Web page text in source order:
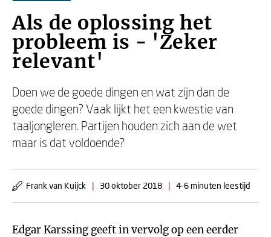
Als de oplossing het
probleem is - 'Zeker
relevant'
Doen we de goede dingen en wat zijn dan de
goede dingen? Vaak lijkt het een kwestie van
taaljongleren. Partijen houden zich aan de wet
maar is dat voldoende?
Frank van Kuijck | 30 oktober 2018 | 4-6 minuten leestijd
Edgar Karssing geeft in vervolg op een eerder